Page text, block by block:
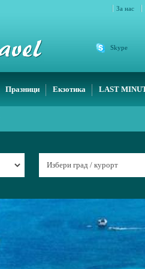
За нас
Skype
Празници Екзотика LAST